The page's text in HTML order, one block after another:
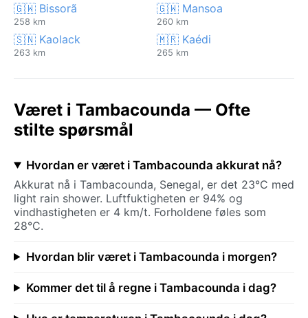
🇬🇼 Bissorã
258 km
🇬🇼 Mansoa
260 km
🇸🇳 Kaolack
263 km
🇲🇷 Kaédi
265 km
Været i Tambacounda — Ofte
stilte spørsmål
Hvordan er været i Tambacounda akkurat nå?
Akkurat nå i Tambacounda, Senegal, er det 23°C med
light rain shower. Luftfuktigheten er 94% og
vindhastigheten er 4 km/t. Forholdene føles som
28°C.
Hvordan blir været i Tambacounda i morgen?
Kommer det til å regne i Tambacounda i dag?